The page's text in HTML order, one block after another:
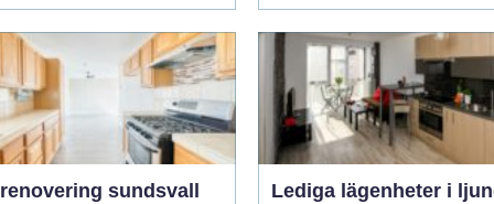
sundsvall
Lediga lägenheter i